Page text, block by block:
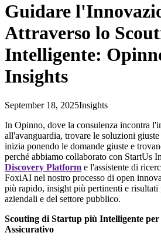
Guidare
Attraverso lo
Intelligente:
Insights
September 18, 2025Insights
In Opinno, dove la consulenza incontra
all'avanguardia, trovare le soluzioni
inizia ponendo le domande giuste e
perché abbiamo collaborato con StartUs
Discovery Platform e l'assistente di
FoxiAI nel nostro processo di open
più rapido, insight più pertinenti e
aziendali e del settore pubblico.
Scouting di Startup più Intelligente
Assicurativo